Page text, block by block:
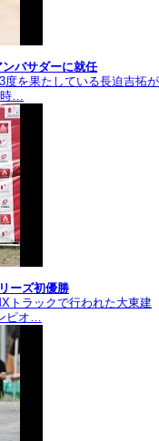
バサダーに就任
を果たしている長迫吉拓が
時…
ーズ初優勝
トラックで行われた大東建
ピオ…